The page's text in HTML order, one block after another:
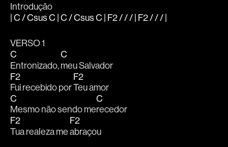
Introdução
| C / Csus C | C / Csus C | F2 / / / | F2 / / / |
VERSO 1
C
Entronizado,
C
meu Salvador
F2
Fui recebido por
F2
Teu amor
C
Mesmo não sendo me
C
recedor
F2
Tua realeza me
F2
abraçou